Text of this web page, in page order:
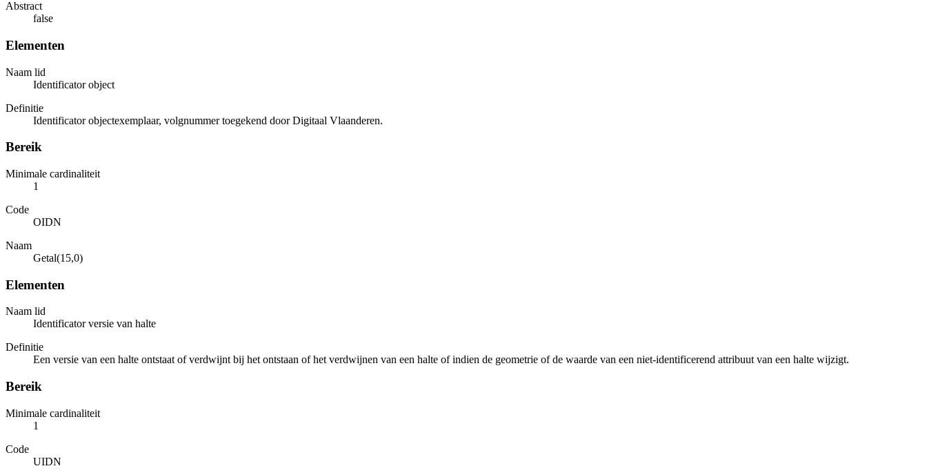
Abstract
false
Elementen
Naam lid
Identificator object
Definitie
Identificator objectexemplaar, volgnummer toegekend door Digitaal Vlaanderen.
Bereik
Minimale cardinaliteit
1
Code
OIDN
Naam
Getal(15,0)
Elementen
Naam lid
Identificator versie van halte
Definitie
Een versie van een halte ontstaat of verdwijnt bij het ontstaan of het verdwijnen van een halte of indien de geometrie of de waarde van een niet-identificerend attribuut van een halte wijzigt.
Bereik
Minimale cardinaliteit
1
Code
UIDN